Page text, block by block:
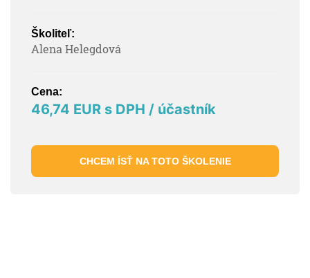
Školiteľ:
Alena Helegdová
Cena:
46,74 EUR s DPH / účastník
CHCEM ÍSŤ NA TOTO ŠKOLENIE